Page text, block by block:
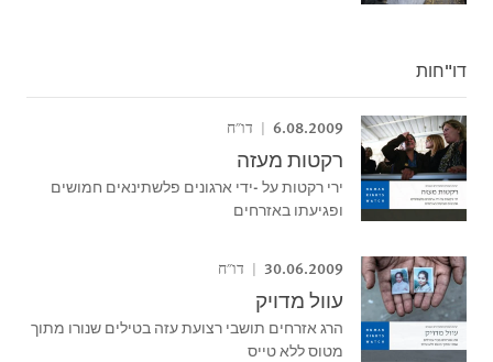
דו"חות
6.08.2009 דו"ח
רקטות מעזה
ירי רקטות על -ידי ארגונים פלשתינאים חמושים
ופגיעתו באזרחים
30.06.2009 דו"ח
עוול מדויק
הרג אזרחים תושבי רצועת עזה בטילים שנורו מתוך
מטוס ללא טייס